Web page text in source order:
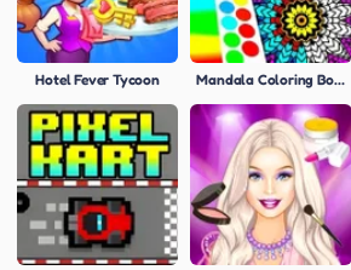
Hotel Fever Tycoon Mandala Coloring Book